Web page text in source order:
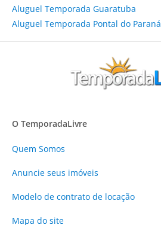
Aluguel Temporada Guaratuba
Aluguel Temporada Pontal do Paraná
O TemporadaLivre
Quem Somos
Anuncie seus imóveis
Modelo de contrato de locação
Mapa do site